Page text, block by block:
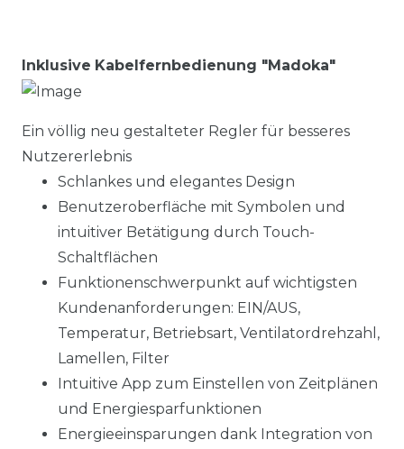
Inklusive Kabelfernbedienung "Madoka"
Ein völlig neu gestalteter Regler für besseres
Nutzererlebnis
Schlankes und elegantes Design
Benutzeroberfläche mit Symbolen und
intuitiver Betätigung durch Touch-
Schaltflächen
Funktionenschwerpunkt auf wichtigsten
Kundenanforderungen: EIN/AUS,
Temperatur, Betriebsart, Ventilatordrehzahl,
Lamellen, Filter
Intuitive App zum Einstellen von Zeitplänen
und Energiesparfunktionen
Energieeinsparungen dank Integration von